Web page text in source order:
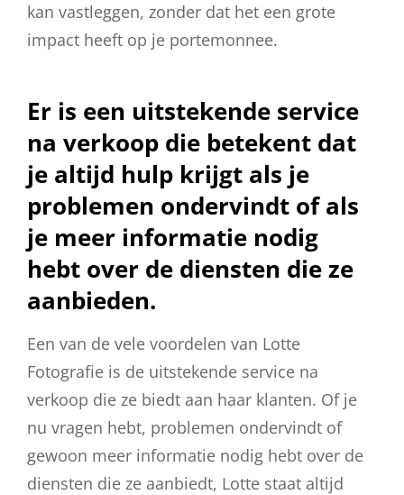
kan vastleggen, zonder dat het een grote
impact heeft op je portemonnee.
Er is een uitstekende service
na verkoop die betekent dat
je altijd hulp krijgt als je
problemen ondervindt of als
je meer informatie nodig
hebt over de diensten die ze
aanbieden.
Een van de vele voordelen van Lotte
Fotografie is de uitstekende service na
verkoop die ze biedt aan haar klanten. Of je
nu vragen hebt, problemen ondervindt of
gewoon meer informatie nodig hebt over de
diensten die ze aanbiedt, Lotte staat altijd